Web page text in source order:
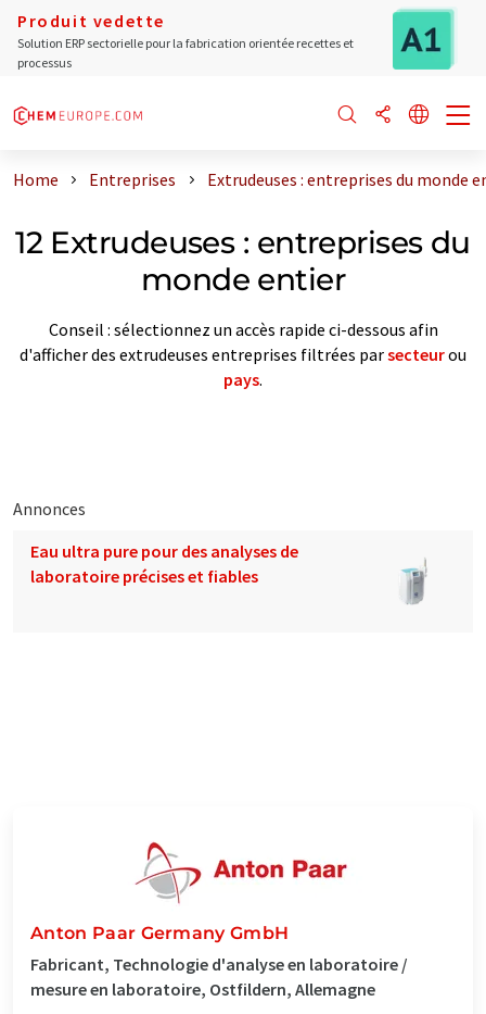
Produit vedette
Solution ERP sectorielle pour la fabrication orientée recettes et
processus
Home Entreprises Extrudeuses : entreprises du monde
12 Extrudeuses : entreprises du
monde entier
Conseil : sélectionnez un accès rapide ci-dessous afin
d'afficher des extrudeuses entreprises filtrées parsecteurou
pays.
Annonces
Eau ultra pure pour des analyses de
laboratoire précises et fiables
Anton Paar Germany GmbH
Fabricant, Technologie d'analyse en laboratoire /
mesure en laboratoire, Ostfildern, Allemagne